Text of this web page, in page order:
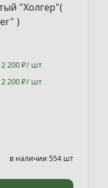
"Холгер"(
)
2 200 ₽/ шт
2 200 ₽/ шт
в наличии 554 шт